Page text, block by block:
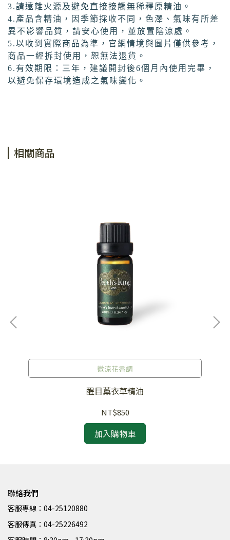
3.請遠離火源及避免直接接觸無稀釋原精油。
4.產品含精油，因季節採收不同，色澤、氣味有所差
異不影響品質，請安心使用，並放置陰涼處。
5.以收到實際商品為準，官網情境與圖片僅供參考，
商品一經拆封使用，恕無法退貨。
6.有效期限：三年，建議開封後6個月內使用完畢，
以避免保存環境造成之氣味變化。
相關商品
微涼花香調
醒目薰衣草精油
NT$850
加入購物車
聯絡我們
客服專線：04-25120880
客服傳真：04-25226492